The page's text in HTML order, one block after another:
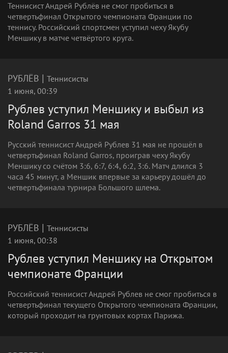
Теннисист Андрей Рублёв не смог пробиться в
четвертьфинал Открытого чемпионата Франции по
теннису. Российский спортсмен уступил чеху Якубу
Меншику в матче четвёртого круга.
РУБЛЁВ | Теннисисты
1 июня, 00:39
Рублев уступил Меншику и выбыл из
Roland Garros 31 мая
Русский теннисист Андрей Рублев 31 мая не прошёл в
четвертьфинал Roland Garros, проиграв чеху Якубу
Меншику со счётом 3:6, 6:7, 6:4, 6:2, 3:6. Матч длился 3
часа 45 минут, а Меншик впервые за карьеру дошёл до
четвертьфинала турнира Большого шлема.
РУБЛЁВ | Теннисисты
1 июня, 00:38
Рублев уступил Меншику на Открытом
чемпионате Франции
Российский теннисист Андрей Рублев не смог пробиться в
четвертьфинал текущего Открытого чемпионата Франции,
который проходит на грунтовых кортах Парижа.